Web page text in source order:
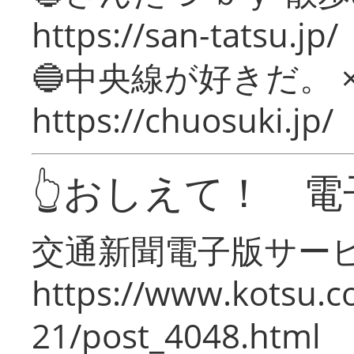
https://san-tatsu.jp/
🔵中央線が好きだ。
https://chuosuki.jp/
👆おしえて！ 電
交通新聞電子版サー
https://
21/post_4048.html